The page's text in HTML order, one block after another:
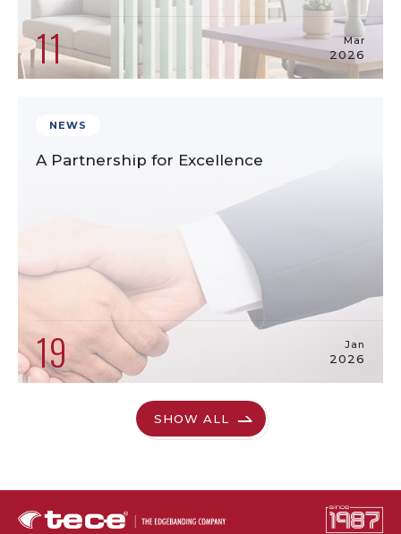
11 Mar
2026
NEWS
A Partnership for Excellence
19 Jan
2026
SHOW ALL